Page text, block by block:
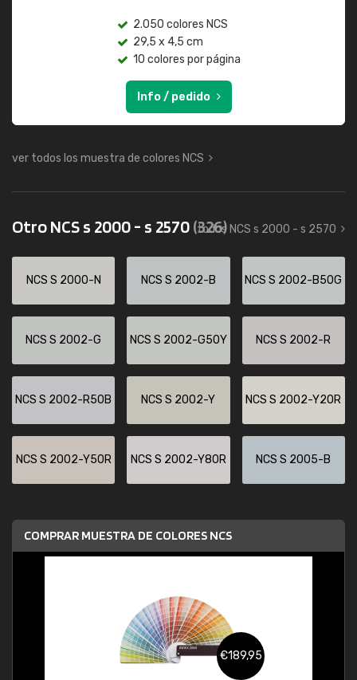
2.050 colores NCS
29,5 x 4,5 cm
10 colores por página
Info / pedido
ver todos los muestra de colores NCS
Otro NCS s 2000 - s 2570(326)
todos NCS s 2000 - s 2570
NCS S 2000-N NCS S 2002-B NCS S 2002-B50G
NCS S 2002-G NCS S 2002-G50Y NCS S 2002-R
NCS S 2002-R50B NCS S 2002-Y NCS S 2002-Y20R
NCS S 2002-Y50R NCS S 2002-Y80R NCS S 2005-B
COMPRAR MUESTRA DE COLORES NCS
€189,95